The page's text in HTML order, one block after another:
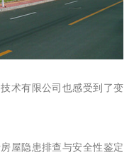
术有限公司也感受到了变
屋隐患排查与安全性鉴定